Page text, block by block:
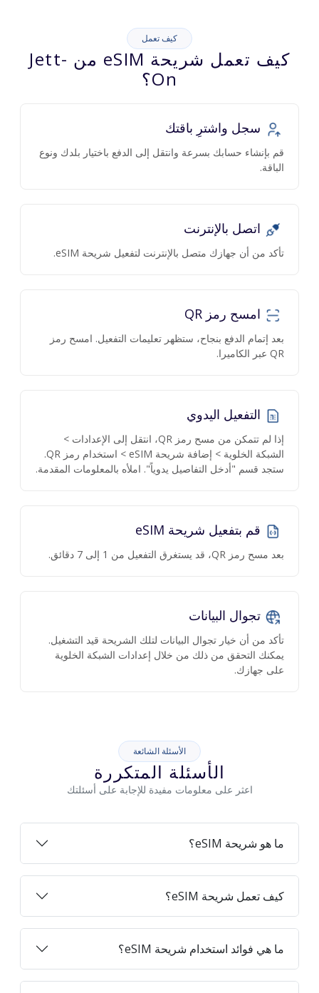
كيف تعمل
كيف تعمل شريحة eSIM من Jett-
On؟
سجل واشترِ باقتك
قم بإنشاء حسابك بسرعة وانتقل إلى الدفع باختيار بلدك ونوع
الباقة.
اتصل بالإنترنت
تأكد من أن جهازك متصل بالإنترنت لتفعيل شريحة eSIM.
امسح رمز QR
بعد إتمام الدفع بنجاح، ستظهر تعليمات التفعيل. امسح رمز
QR عبر الكاميرا.
التفعيل اليدوي
إذا لم تتمكن من مسح رمز QR، انتقل إلى الإعدادات >
الشبكة الخلوية > إضافة شريحة eSIM > استخدام رمز QR.
ستجد قسم "أدخل التفاصيل يدوياً". املأه بالمعلومات المقدمة.
قم بتفعيل شريحة eSIM
بعد مسح رمز QR، قد يستغرق التفعيل من 1 إلى 7 دقائق.
تجوال البيانات
تأكد من أن خيار تجوال البيانات لتلك الشريحة قيد التشغيل.
يمكنك التحقق من ذلك من خلال إعدادات الشبكة الخلوية
على جهازك.
الأسئلة الشائعة
الأسئلة المتكررة
اعثر على معلومات مفيدة للإجابة على أسئلتك
ما هو شريحة eSIM؟
كيف تعمل شريحة eSIM؟
ما هي فوائد استخدام شريحة eSIM؟